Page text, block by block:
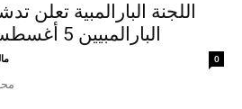
اللجنة البارالمبية تعلن
البارالمبيين 5 أغسطس بالمركز الأولمبى
0